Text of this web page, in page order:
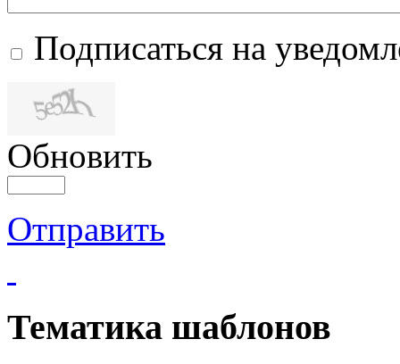
Подписаться на
Обновить
Отправить
Тематика шаблонов